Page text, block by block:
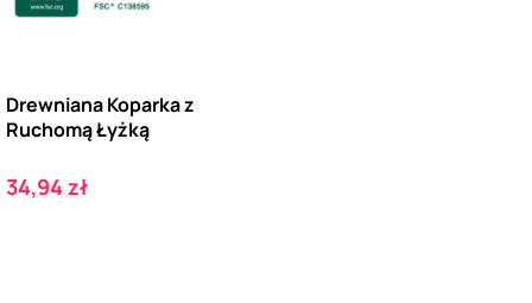
Drewniana Koparka z
Ruchomą Łyżką
Cena
34,94 zł